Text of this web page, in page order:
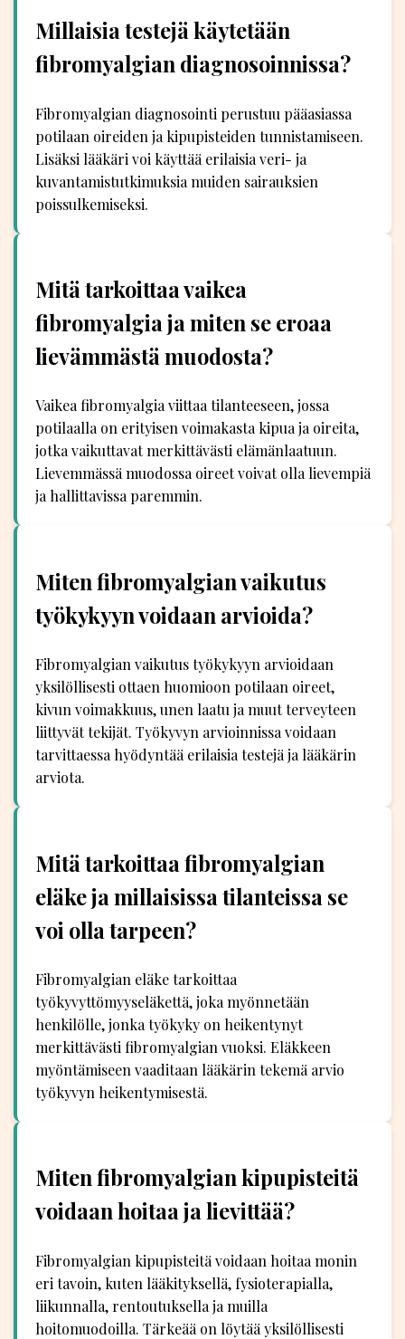
Millaisia testejä käytetään
fibromyalgian diagnosoinnissa?
Fibromyalgian diagnosointi perustuu pääasiassa
potilaan oireiden ja kipupisteiden tunnistamiseen.
Lisäksi lääkäri voi käyttää erilaisia veri- ja
kuvantamistutkimuksia muiden sairauksien
poissulkemiseksi.
Mitä tarkoittaa vaikea
fibromyalgia ja miten se eroaa
lievämmästä muodosta?
Vaikea fibromyalgia viittaa tilanteeseen, jossa
potilaalla on erityisen voimakasta kipua ja oireita,
jotka vaikuttavat merkittävästi elämänlaatuun.
Lievemmässä muodossa oireet voivat olla lievempiä
ja hallittavissa paremmin.
Miten fibromyalgian vaikutus
työkykyyn voidaan arvioida?
Fibromyalgian vaikutus työkykyyn arvioidaan
yksilöllisesti ottaen huomioon potilaan oireet,
kivun voimakkuus, unen laatu ja muut terveyteen
liittyvät tekijät. Työkyvyn arvioinnissa voidaan
tarvittaessa hyödyntää erilaisia testejä ja lääkärin
arviota.
Mitä tarkoittaa fibromyalgian
eläke ja millaisissa tilanteissa se
voi olla tarpeen?
Fibromyalgian eläke tarkoittaa
työkyvyttömyyseläkettä, joka myönnetään
henkilölle, jonka työkyky on heikentynyt
merkittävästi fibromyalgian vuoksi. Eläkkeen
myöntämiseen vaaditaan lääkärin tekemä arvio
työkyvyn heikentymisestä.
Miten fibromyalgian kipupisteitä
voidaan hoitaa ja lievittää?
Fibromyalgian kipupisteitä voidaan hoitaa monin
eri tavoin, kuten lääkityksellä, fysioterapialla,
liikunnalla, rentoutuksella ja muilla
hoitomuodoilla. Tärkeää on löytää yksilöllisesti